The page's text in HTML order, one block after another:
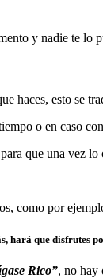
y nadie te lo
haces, esto se
o en caso
que una vez lo
como por
hará que disfrutes
Rico”, no hay